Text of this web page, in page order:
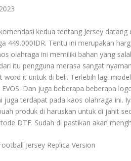
kedua tentang Jersey
449.000IDR. Tentu ini merupakan
olahraga ini memiliki bahan yang
itu pengguna merasa sangat
word it untuk di beli. Terlebih lagi
Dan juga beberapa beberapa
juga terdapat pada kaos olahraga ini.
produk di haruskan untuk di jahit
DTF. Sudah di pastikan akan
Jersey Replica Version